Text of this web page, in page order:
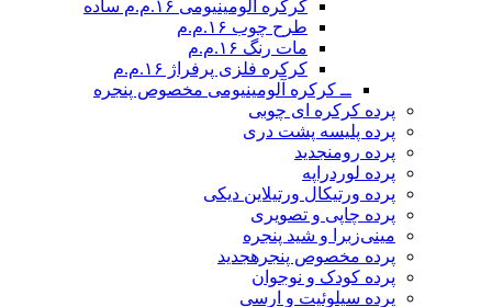
کرکره آلومینیومی ۱۶.م.م ساده
طرح چوب ۱۶.م.م
مات رنگ ۱۶.م.م
کرکره فلزی پرفراژ ۱۶.م.م
ــ کرکره آلومینیومی مخصوص پنجره
پرده کرکره ای چوبی
پرده پلیسه پشت دری
پرده رومنجدید
پرده لوردراپه
پرده ورتیکال ورتیلاین دیکی
پرده چاپی و تصویری
مینی‌زبرا و شید پنجره
پرده مخصوص پنجره جدید
پرده کودک و نوجوان
پرده سیلوئیت و ارسی